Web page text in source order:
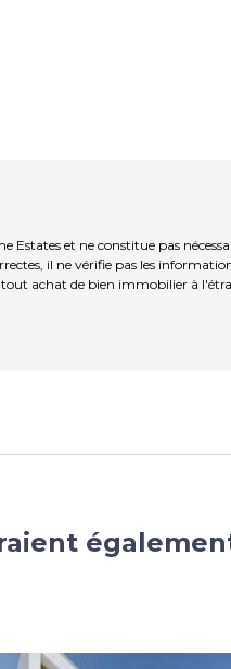
Estates et ne constitue pas
il ne vérifie pas les
achat de bien immobilier à